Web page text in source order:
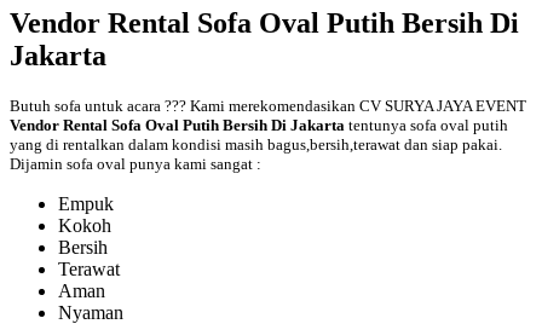
Vendor Rental Sofa Oval Putih Bersih Di
Jakarta
Butuh sofa untuk acara ??? Kami merekomendasikan CV SURYA JAYA EVENT
Vendor Rental Sofa Oval Putih Bersih Di Jakarta tentunya sofa oval putih
yang di rentalkan dalam kondisi masih bagus,bersih,terawat dan siap pakai.
Dijamin sofa oval punya kami sangat :
Empuk
Kokoh
Bersih
Terawat
Aman
Nyaman